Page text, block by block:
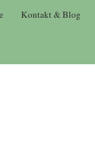
Kontakt & Blog